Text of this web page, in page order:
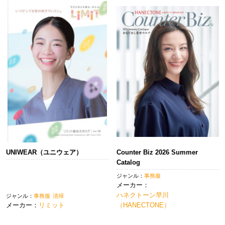
UNIWEAR（ユニウェア）
ジャンル： 事務服 清掃
メーカー： リミット
Counter Biz 2026 Summer
Catalog
ジャンル：事務服
メーカー：
ハネクトーン早川
（HANECTONE）